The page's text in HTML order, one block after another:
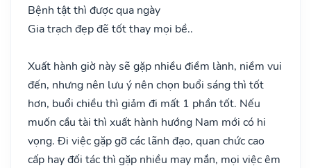
Bệnh tật thì được qua ngày
Gia trạch đẹp đẽ tốt thay mọi bề..
Xuất hành giờ này sẽ gặp nhiều điềm lành, niềm vui
đến, nhưng nên lưu ý nên chọn buổi sáng thì tốt
hơn, buổi chiều thì giảm đi mất 1 phần tốt. Nếu
muốn cầu tài thì xuất hành hướng Nam mới có hi
vọng. Đi việc gặp gỡ các lãnh đạo, quan chức cao
cấp hay đối tác thì gặp nhiều may mắn, mọi việc êm